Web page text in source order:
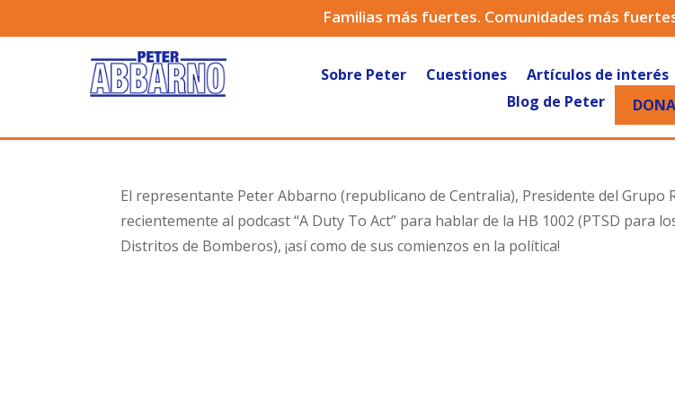
Familias más fuertes. Comunidades más
Sobre Peter Cuestiones Artículos de interés
Blog de Peter
El representante Peter Abbarno (republicano de Centralia), Presidente del Grupo
recientemente al podcast “A Duty To Act” para hablar de la HB 1002 (PTSD para
Distritos de Bomberos), ¡así como de sus comienzos en la política!